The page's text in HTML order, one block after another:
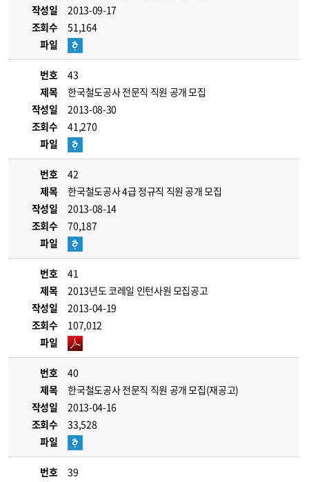
작성일
2013-09-17
조회수
51,164
파일
번호
43
제목
한국철도공사 전문직 직원 공개 모집
작성일
2013-08-30
조회수
41,270
파일
번호
42
제목
한국철도공사 4급 정규직 직원 공개 모집
작성일
2013-08-14
조회수
70,187
파일
번호
41
제목
2013년도 코레일 인턴사원 모집공고
작성일
2013-04-19
조회수
107,012
파일
번호
40
제목
한국철도공사 전문직 직원 공개 모집(재공고)
작성일
2013-04-16
조회수
33,528
파일
번호
39